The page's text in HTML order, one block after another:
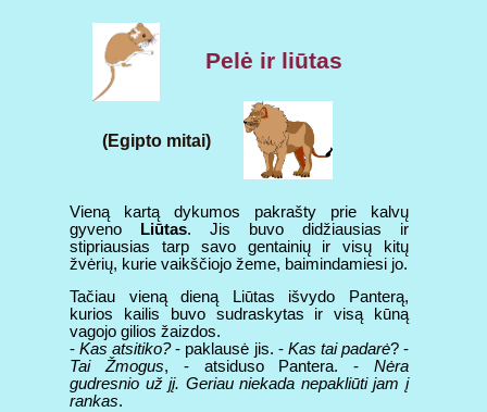
Pelė ir liūtas
(Egipto mitai)
Vieną kartą dykumos pakrašty prie kalvų
gyveno
Liūtas. Jis buvo didžiausias ir
stipriausias tarp savo gentainių ir visų kitų
žvėrių, kurie vaikščiojo žeme, baimindamiesi jo.
Tačiau vieną dieną Liūtas išvydo Panterą,
kurios kailis buvo sudraskytas ir visą kūną
vagojo gilios žaizdos.
-Kas atsitiko?- paklausė jis. - Kas tai padarė? -
Tai Žmogus, - atsiduso Pantera. -Nėra
gudresnio už jį. Geriau niekada nepakliūti jam į
rankas.